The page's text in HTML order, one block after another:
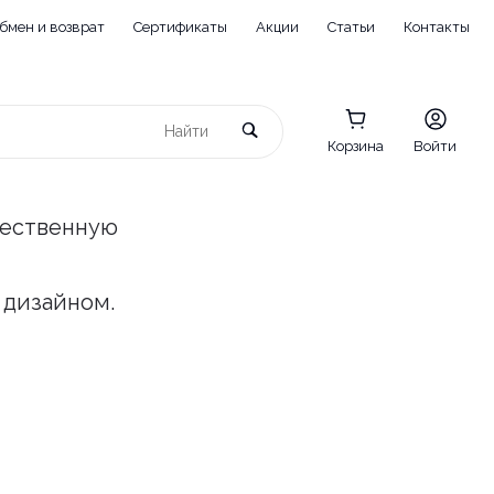
и возврат Сертификаты Акции Статьи Контакты
Корзина Войти